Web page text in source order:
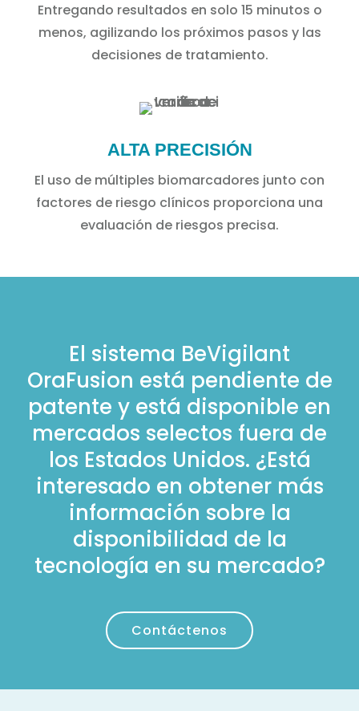
Entregando resultados en solo 15 minutos o
menos, agilizando los próximos pasos y las
decisiones de tratamiento.
ALTA PRECISIÓN
El uso de múltiples biomarcadores junto con
factores de riesgo clínicos proporciona una
evaluación de riesgos precisa.
El sistema BeVigilant
OraFusion está pendiente de
patente y está disponible en
mercados selectos fuera de
los Estados Unidos. ¿Está
interesado en obtener más
información sobre la
disponibilidad de la
tecnología en su mercado?
Contáctenos